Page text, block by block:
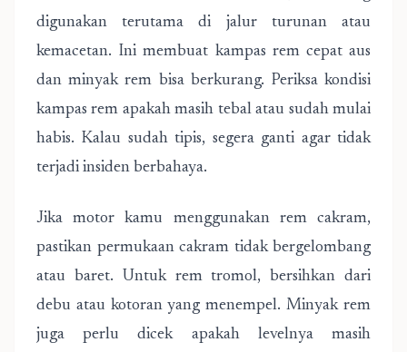
digunakan terutama di jalur turunan atau
kemacetan. Ini membuat kampas rem cepat aus
dan minyak rem bisa berkurang. Periksa kondisi
kampas rem apakah masih tebal atau sudah mulai
habis. Kalau sudah tipis, segera ganti agar tidak
terjadi insiden berbahaya.
Jika motor kamu menggunakan rem cakram,
pastikan permukaan cakram tidak bergelombang
atau baret. Untuk rem tromol, bersihkan dari
debu atau kotoran yang menempel. Minyak rem
juga perlu dicek apakah levelnya masih